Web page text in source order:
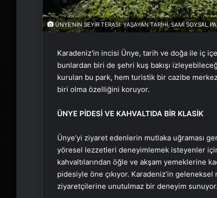
ÜNYE’NİN SEYİR TERASI: YAŞAYAN TARİHİ, SAMİ SOYSAL
Karadeniz'in incisi Ünye, tarih ve doğa ile iç
bunlardan biri de şehri kuş bakışı
kurulan bu park, hem turistik bir cazibe
biri olma özelliğini koruyor.
ÜNYE PİDESİ VE KAHVALTIDA BİR KLASİK
Ünye’yi ziyaret edenlerin mutlaka uğraması
yöresel lezzetleri deneyimlemek isteyenler
kahvaltılarından öğle ve akşam yemeklerine
pidesiyle öne çıkıyor. Karadeniz’in
ziyaretçilerine unutulmaz bir deneyim sunuyor.